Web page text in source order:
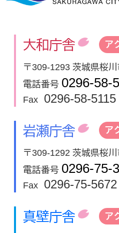
大和庁舎 ア
〒309-1293 茨城県桜
電話番号 0296-58-
Fax
0296-58-5115
岩瀬庁舎 ア
〒309-1292 茨城県桜
電話番号 0296-75-
Fax
0296-75-5672
真壁庁舎 ア